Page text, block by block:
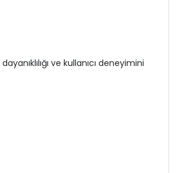
ve kullanıcı deneyimini